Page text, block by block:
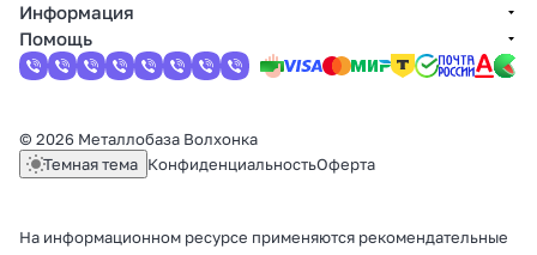
Информация
Помощь
© 2026 Металлобаза Волхонка
Темная тема КонфиденциальностьОферта
На информационном ресурсе применяются рекомендательные